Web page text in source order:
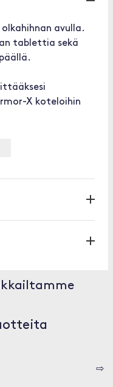
avulla.
tablettia sekä
X koteloihin
⇨